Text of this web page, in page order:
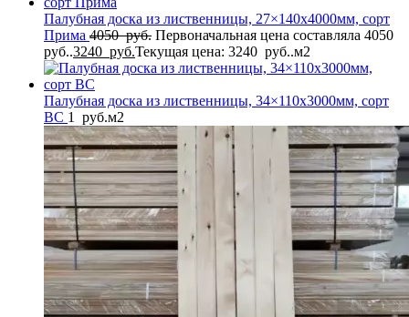
Палубная доска из лиственницы, 27×140x4000мм, сорт
Прима 4050руб. Первоначальная цена составляла 4050
руб..3240 руб.Текущая цена: 3240 руб..м2
Палубная доска из лиственницы, 34×110x3000мм, сорт
BC 1 руб.м2